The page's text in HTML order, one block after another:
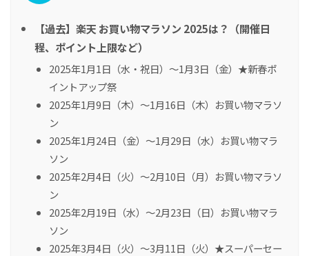
【過去】楽天 お買い物マラソン 2025は？（開催日
程、ポイント上限など）
2025年1月1日（水・祝日）～1月3日（金）★新春ポ
イントアップ祭
2025年1月9日（木）～1月16日（木）お買い物マラソ
ン
2025年1月24日（金）～1月29日（水）お買い物マラ
ソン
2025年2月4日（火）～2月10日（月）お買い物マラソ
ン
2025年2月19日（水）～2月23日（日）お買い物マラ
ソン
2025年3月4日（火）～3月11日（火）★スーパーセー